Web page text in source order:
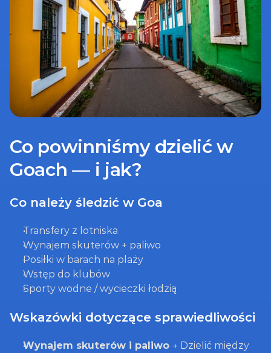
Co powinniśmy dzielić w
Goach — i jak?
Co należy śledzić w Goa
Transfery z lotniska
Wynajem skuterów + paliwo
Posiłki w barach na plaży
Wstęp do klubów
Sporty wodne / wycieczki łodzią
Wskazówki dotyczące sprawiedliwości
Wynajem skuterów i paliwo → Dzielić między